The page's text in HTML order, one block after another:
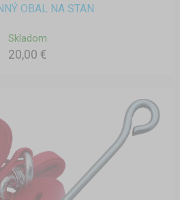
OBAL NA STAN
Skladom
20,00 €